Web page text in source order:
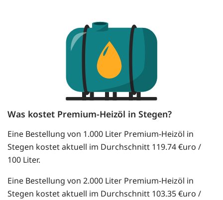
Was kostet Premium-Heizöl in Stegen?
Eine Bestellung von 1.000 Liter Premium-Heizöl in
Stegen kostet aktuell im Durchschnitt 119.74 €uro /
100 Liter.
Eine Bestellung von 2.000 Liter Premium-Heizöl in
Stegen kostet aktuell im Durchschnitt 103.35 €uro /